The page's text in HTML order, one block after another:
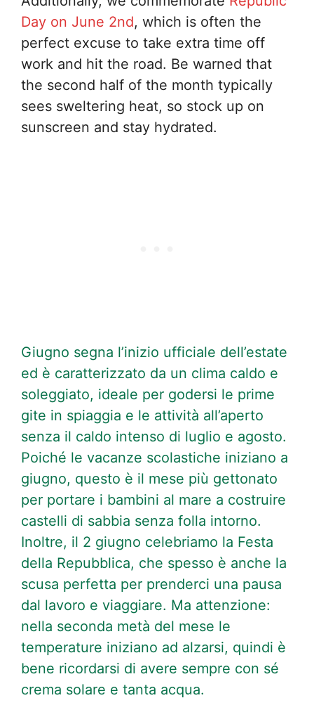
Day on June 2nd, which is often the
perfect excuse to take extra time off
work and hit the road. Be warned that
the second half of the month typically
sees sweltering heat, so stock up on
sunscreen and stay hydrated.
Giugno segna l’inizio ufficiale dell’estate
ed è caratterizzato da un clima caldo e
soleggiato, ideale per godersi le prime
gite in spiaggia e le attività all’aperto
senza il caldo intenso di luglio e agosto.
Poiché le vacanze scolastiche iniziano a
giugno, questo è il mese più gettonato
per portare i bambini al mare a costruire
castelli di sabbia senza folla intorno.
Inoltre, il 2 giugno celebriamo la Festa
della Repubblica, che spesso è anche la
scusa perfetta per prenderci una pausa
dal lavoro e viaggiare. Ma attenzione:
nella seconda metà del mese le
temperature iniziano ad alzarsi, quindi è
bene ricordarsi di avere sempre con sé
crema solare e tanta acqua.